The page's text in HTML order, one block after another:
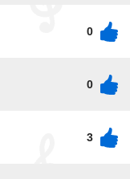
0
0
3